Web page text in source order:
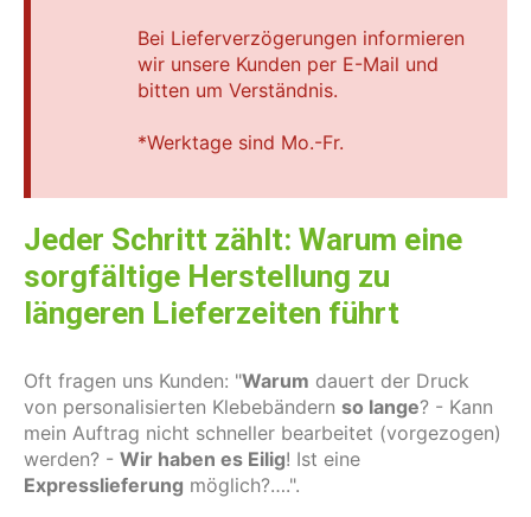
Bei Lieferverzögerungen informieren
wir unsere Kunden per E-Mail und
bitten um Verständnis.
*Werktage sind Mo.-Fr.
Jeder Schritt zählt: Warum eine
sorgfältige Herstellung zu
längeren Lieferzeiten führt
Oft fragen uns Kunden: "Warum dauert der Druck
von personalisierten Klebebändern so lange? - Kann
mein Auftrag nicht schneller bearbeitet (vorgezogen)
werden? - Wir haben es Eilig! Ist eine
Expresslieferung möglich?….".